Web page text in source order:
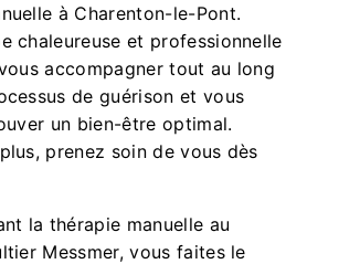
à Charenton-le-Pont.
chaleureuse et professionnelle
accompagner tout au long
de guérison et vous
un bien-être optimal.
prenez soin de vous dès
la thérapie manuelle au
Messmer, vous faites le